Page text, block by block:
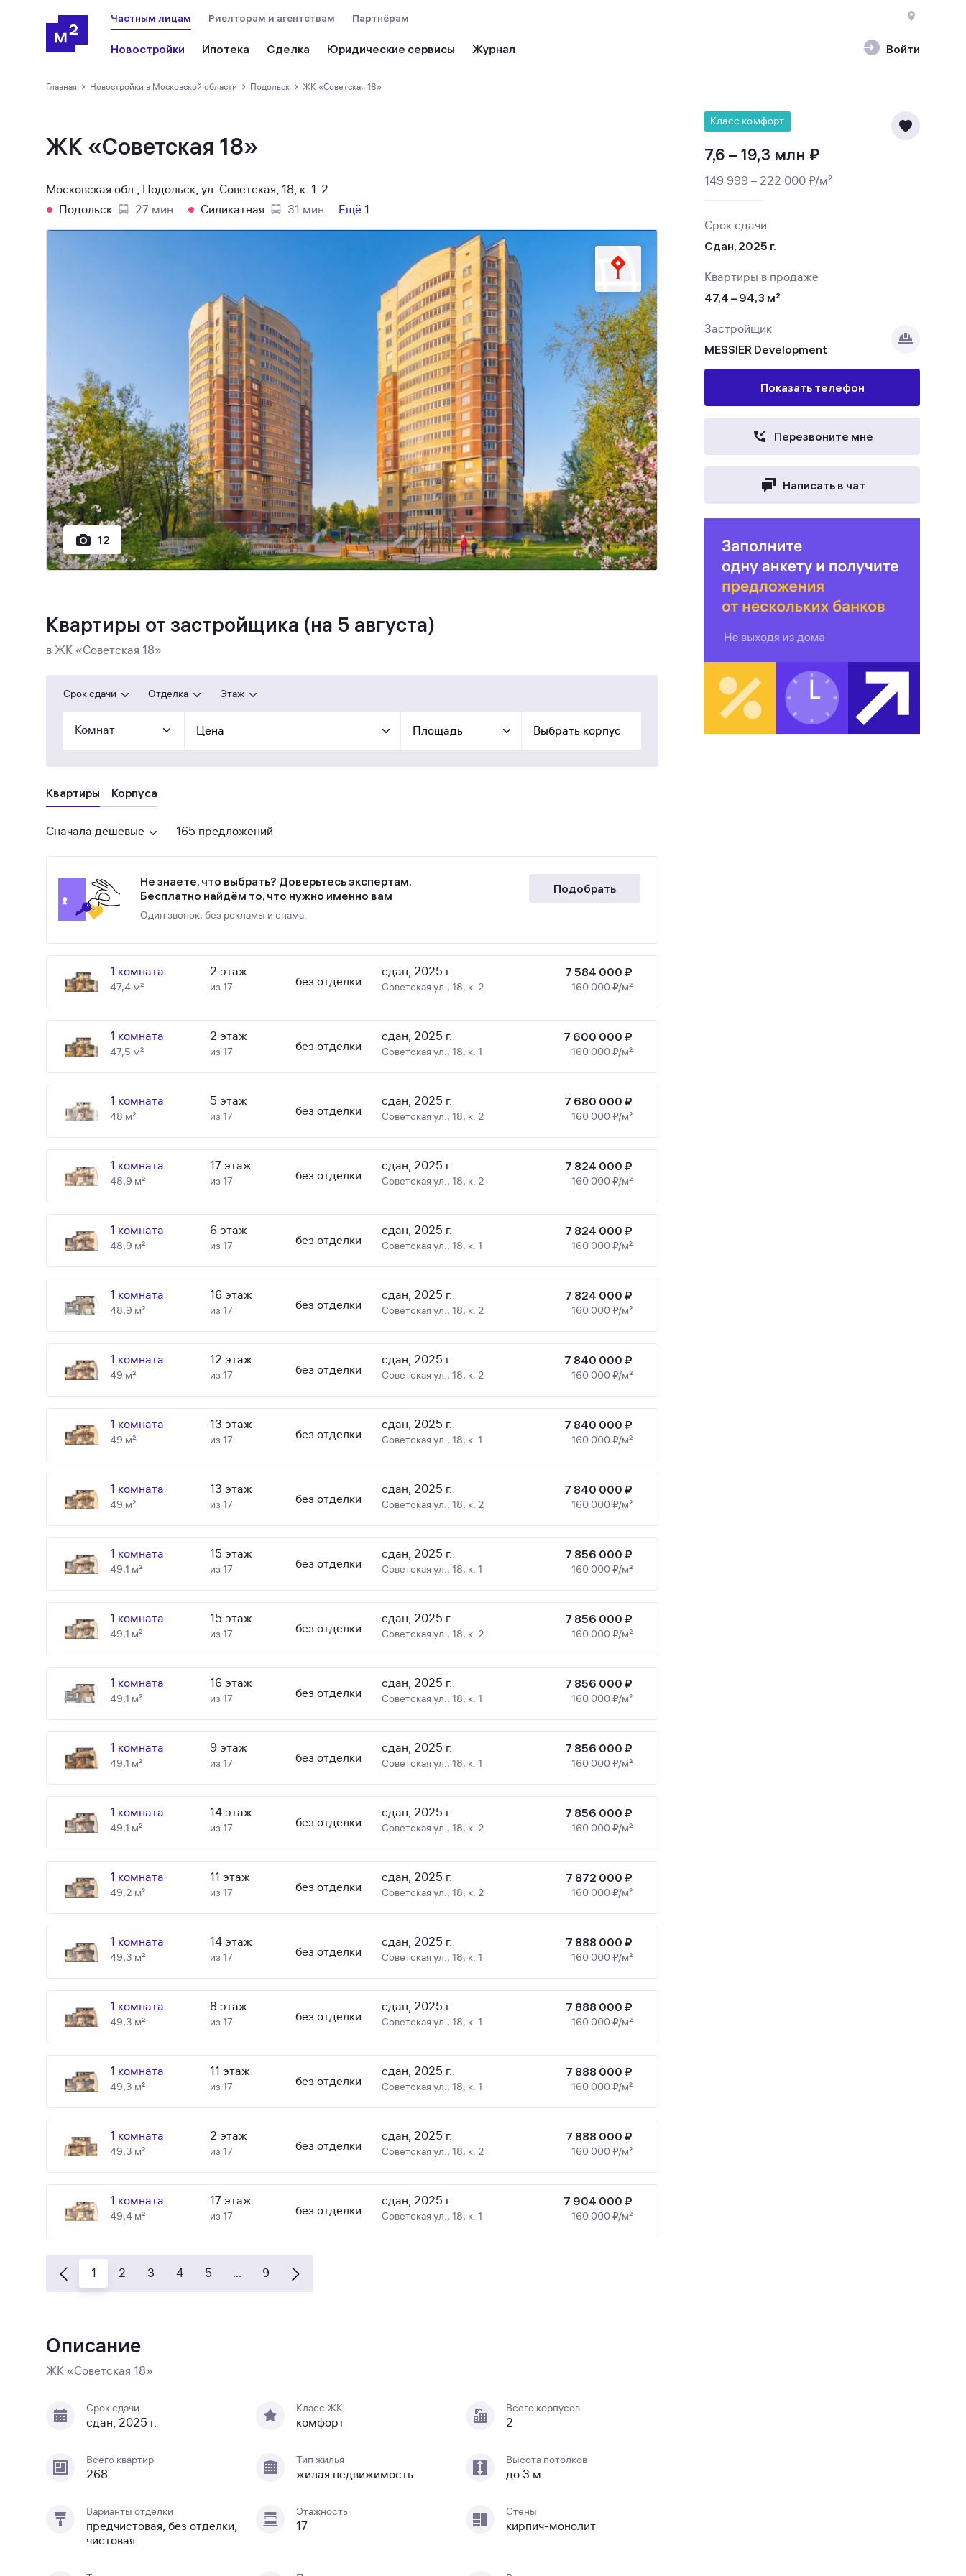
Войти
Частным лицам
Новостройки Ипотека Сделка Юридические сервисы
Риелторам и агентствам Партнёрам
Главная › новостройки в Московской области › Подольск › ЖК «Советская 18»
ЖК «Советская 18»
Московская обл., Подольск, ул. Советская, 18, к. 1-2
Подольск
27 мин. Силикатная 31 мин. Ещё 1
12
Квартиры от застройщика (на 5 августа)
в ЖК «Советская 18»
Срок сдачи Отделка Этаж
Комнат Цена Площадь Выбрать корпус
Квартиры Корпуса
Сначала дешёвые 165 предложений
Не знаете, что выбрать? Доверьтесь экспертам.
Бесплатно найдём то, что нужно именно вам
Один звонок, без рекламы и спама.
Подобрать
1 комната
47,4 м²
2 этаж
из 17 без отделки
сдан, 2025 г.
Советская ул., 18, к. 2
7 584 000 ₽
160 000 ₽/м²
1 комната
47,5 м²
2 этаж
из 17 без отделки
сдан, 2025 г.
Советская ул., 18, к. 1
7 600 000 ₽
160 000 ₽/м²
1 комната
48 м²
5 этаж
из 17 без отделки
сдан, 2025 г.
Советская ул., 18, к. 2
7 680 000 ₽
160 000 ₽/м²
1 комната
48,9 м²
17 этаж
из 17 без отделки
сдан, 2025 г.
Советская ул., 18, к. 2
7 824 000 ₽
160 000 ₽/м²
1 комната
48,9 м²
6 этаж
из 17 без отделки
сдан, 2025 г.
Советская ул., 18, к. 1
7 824 000 ₽
160 000 ₽/м²
1 комната
48,9 м²
16 этаж
из 17 без отделки
сдан, 2025 г.
Советская ул., 18, к. 2
7 824 000 ₽
160 000 ₽/м²
1 комната
49 м²
12 этаж
из 17 без отделки
сдан, 2025 г.
Советская ул., 18, к. 2
7 840 000 ₽
160 000 ₽/м²
1 комната
49 м²
13 этаж
из 17 без отделки
сдан, 2025 г.
Советская ул., 18, к. 1
7 840 000 ₽
160 000 ₽/м²
1 комната
49 м²
13 этаж
из 17 без отделки
сдан, 2025 г.
Советская ул., 18, к. 2
7 840 000 ₽
160 000 ₽/м²
1 комната
49,1 м²
15 этаж
из 17 без отделки
сдан, 2025 г.
Советская ул., 18, к. 1
7 856 000 ₽
160 000 ₽/м²
1 комната
49,1 м²
15 этаж
из 17 без отделки
сдан, 2025 г.
Советская ул., 18, к. 2
7 856 000 ₽
160 000 ₽/м²
1 комната
49,1 м²
16 этаж
из 17 без отделки
сдан, 2025 г.
Советская ул., 18, к. 1
7 856 000 ₽
160 000 ₽/м²
1 комната
49,1 м²
9 этаж
из 17 без отделки
сдан, 2025 г.
Советская ул., 18, к. 1
7 856 000 ₽
160 000 ₽/м²
1 комната
49,1 м²
14 этаж
из 17 без отделки
сдан, 2025 г.
Советская ул., 18, к. 2
7 856 000 ₽
160 000 ₽/м²
1 комната
49,2 м²
11 этаж
из 17 без отделки
сдан, 2025 г.
Советская ул., 18, к. 2
7 872 000 ₽
160 000 ₽/м²
1 комната
49,3 м²
14 этаж
из 17 без отделки
сдан, 2025 г.
Советская ул., 18, к. 1
7 888 000 ₽
160 000 ₽/м²
1 комната
49,3 м²
8 этаж
из 17 без отделки
сдан, 2025 г.
Советская ул., 18, к. 1
7 888 000 ₽
160 000 ₽/м²
1 комната
49,3 м²
11 этаж
из 17 без отделки
сдан, 2025 г.
Советская ул., 18, к. 1
7 888 000 ₽
160 000 ₽/м²
1 комната
49,3 м²
2 этаж
из 17 без отделки
сдан, 2025 г.
Советская ул., 18, к. 2
7 888 000 ₽
160 000 ₽/м²
1 комната
49,4 м²
17 этаж
из 17 без отделки
сдан, 2025 г.
Советская ул., 18, к. 1
7 904 000 ₽
160 000 ₽/м²
1 2 3 4 5 ... 9
Описание
ЖК «Советская 18»
Срок сдачи
сдан, 2025 г.
Класс ЖК
комфорт
Всего корпусов
2
Всего квартир
268
Тип жилья
жилая недвижимость
Высота потолков
до 3 м
Варианты отделки
предчистовая, без отделки,
чистовая
Этажность
17
Стены
кирпич-монолит
Класс комфорт
7,6 – 19,3 млн ₽
149 999 – 222 000 ₽/м²
Срок сдачи
Сдан, 2025 г.
Квартиры в продаже
47,4 – 94,3 м²
Застройщик
MESSIER Development
Показать телефон
Перезвоните мне
Написать в чат